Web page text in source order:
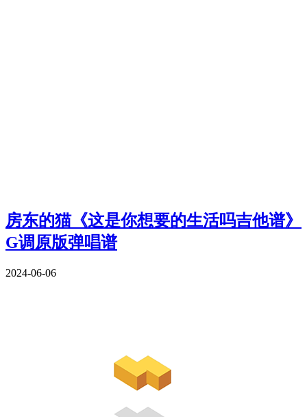
房东的猫《这是你想要的生活吗吉他谱》
G调原版弹唱谱
2024-06-06